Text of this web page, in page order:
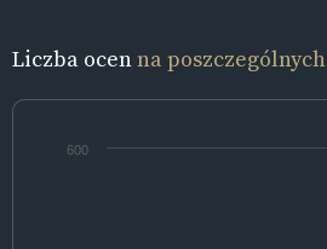
Liczba ocenna
600